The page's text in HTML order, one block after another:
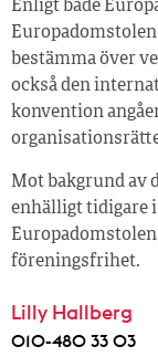
Enligt både
bestämma över
också den
konvention
Mot bakgrund av
enhälligt tidigare
föreningsfrihet.
Lilly Hallberg
010-480 33 03